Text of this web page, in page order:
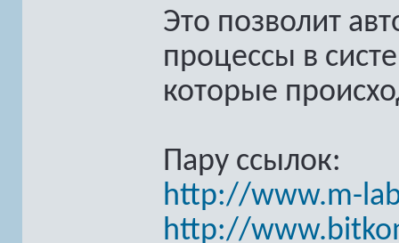
Это позволит
процессы в
которые
Пару ссылок:
http://www.m-
http://